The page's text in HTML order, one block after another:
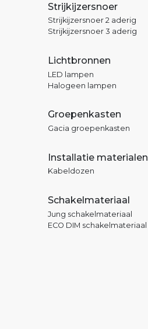
Strijkijzersnoer
Strijkijzersnoer 2 aderig
Strijkijzersnoer 3 aderig
Lichtbronnen
LED lampen
Halogeen lampen
Groepenkasten
Gacia groepenkasten
Installatie materialen
Kabeldozen
Schakelmateriaal
Jung schakelmateriaal
ECO DIM schakelmateriaal